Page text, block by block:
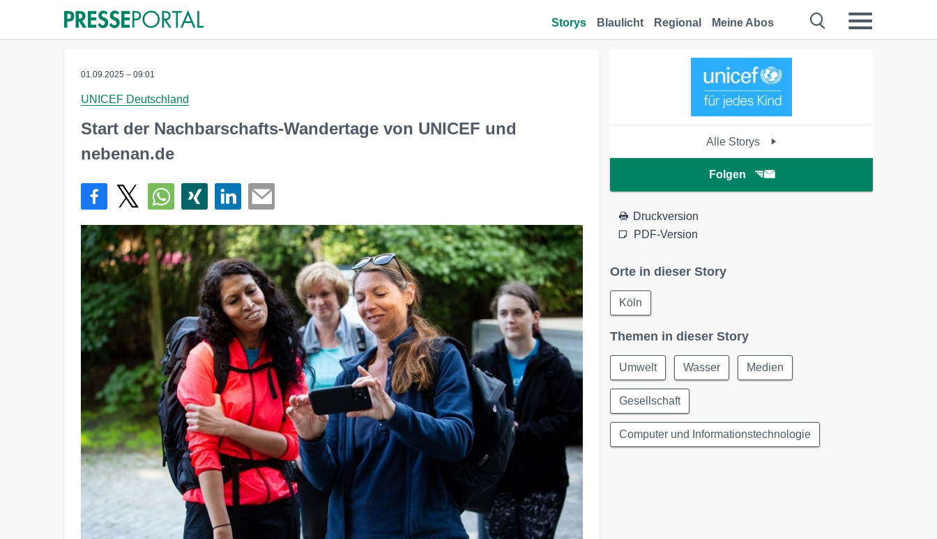
Storys Blaulicht Regional Meine Abos
01.09.2025 – 09:01
UNICEF Deutschland
Start der Nachbarschafts-Wandertage von UNICEF und
nebenan.de
Alle Storys
Folgen
Druckversion
PDF-Version
Orte in dieser Story
Köln
Themen in dieser Story
Umwelt Wasser Medien
Gesellschaft
Computer und Informationstechnologie